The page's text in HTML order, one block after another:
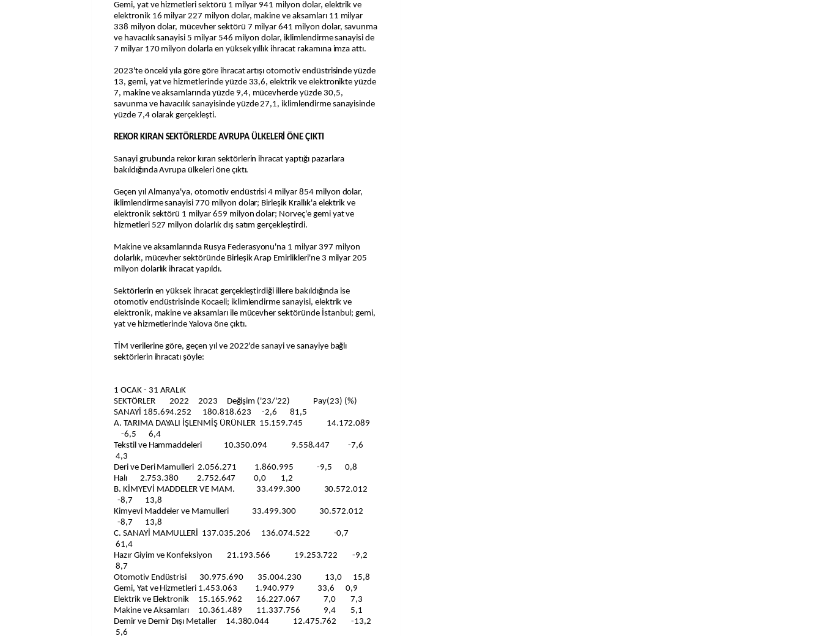
Gemi, yat ve hizmetleri sektörü 1 milyar 941 milyon dolar, elektrik ve
elektronik 16 milyar 227 milyon dolar, makine ve aksamları 11 milyar
338 milyon dolar, mücevher sektörü 7 milyar 641 milyon dolar, savunma
ve havacılık sanayisi 5 milyar 546 milyon dolar, iklimlendirme sanayisi de
7 milyar 170 milyon dolarla en yüksek yıllık ihracat rakamına imza attı.
2023'te önceki yıla göre göre ihracat artışı otomotiv endüstrisinde yüzde
13, gemi, yat ve hizmetlerinde yüzde 33,6, elektrik ve elektronikte yüzde
7, makine ve aksamlarında yüzde 9,4, mücevherde yüzde 30,5,
savunma ve havacılık sanayisinde yüzde 27,1, iklimlendirme sanayisinde
yüzde 7,4 olarak gerçekleşti.
REKOR KIRAN SEKTÖRLERDE AVRUPA ÜLKELERİ ÖNE ÇIKTI
Sanayi grubunda rekor kıran sektörlerin ihracat yaptığı pazarlara
bakıldığında Avrupa ülkeleri öne çıktı.
Geçen yıl Almanya'ya, otomotiv endüstrisi 4 milyar 854 milyon dolar,
iklimlendirme sanayisi 770 milyon dolar; Birleşik Krallık'a elektrik ve
elektronik sektörü 1 milyar 659 milyon dolar; Norveç'e gemi yat ve
hizmetleri 527 milyon dolarlık dış satım gerçekleştirdi.
Makine ve aksamlarında Rusya Federasyonu'na 1 milyar 397 milyon
dolarlık, mücevher sektöründe Birleşik Arap Emirlikleri'ne 3 milyar 205
milyon dolarlık ihracat yapıldı.
Sektörlerin en yüksek ihracat gerçekleştirdiği illere bakıldığında ise
otomotiv endüstrisinde Kocaeli; iklimlendirme sanayisi, elektrik ve
elektronik, makine ve aksamları ile mücevher sektöründe İstanbul; gemi,
yat ve hizmetlerinde Yalova öne çıktı.
TİM verilerine göre, geçen yıl ve 2022'de sanayi ve sanayiye bağlı
sektörlerin ihracatı şöyle:
1 OCAK - 31 ARALıK
SEKTÖRLER 2022 2023 Değişim ('23/'22) Pay(23) (%)
SANAYİ 185.694.252 180.818.623 -2,6 81,5
A. TARIMA DAYALI İŞLENMİŞ ÜRÜNLER 15.159.745 14.172.089
-6,5 6,4
Tekstil ve Hammaddeleri 10.350.094 9.558.447 -7,6
4,3
Deri ve Deri Mamulleri 2.056.271 1.860.995 -9,5 0,8
Halı 2.753.380 2.752.647 0,0 1,2
B. KİMYEVİ MADDELER VE MAM. 33.499.300 30.572.012
-8,7 13,8
Kimyevi Maddeler ve Mamulleri 33.499.300 30.572.012
-8,7 13,8
C. SANAYİ MAMULLERİ 137.035.206 136.074.522 -0,7
61,4
Hazır Giyim ve Konfeksiyon 21.193.566 19.253.722 -9,2
8,7
Otomotiv Endüstrisi 30.975.690 35.004.230 13,0 15,8
Gemi, Yat ve Hizmetleri 1.453.063 1.940.979 33,6 0,9
Elektrik ve Elektronik 15.165.962 16.227.067 7,0 7,3
Makine ve Aksamları 10.361.489 11.337.756 9,4 5,1
Demir ve Demir Dışı Metaller 14.380.044 12.475.762 -13,2
5,6